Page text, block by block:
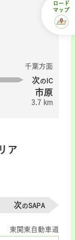
千葉方面
次のIC
市原
3.7 km
ア
次のSAPA
東関東自動車道
ロード
マップ